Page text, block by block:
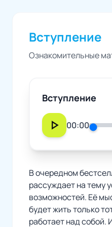
Вступление
Ознакомительные
Вступление
play_arrow 00:00
В очередном
рассуждает на тему
возможностей. Её
будет жить только
работает над собой.